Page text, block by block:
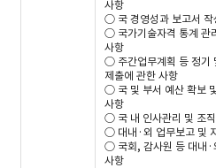
사항
○ 국 경영성과 보고서 작
○ 국가기술자격 통계 관
사항
○ 주간업무계획 등 정기
제출에 관한 사항
○ 국 및 부서 예산 확보
사항
○ 국 내 인사관리 및 조
○ 대내·외 업무보고 및
○ 국회, 감사원 등 대내·
사항